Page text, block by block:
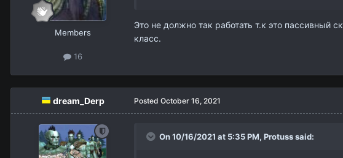
Members
16
Это не должно так работать т.к это пассивный
класс.
dream_Derp Posted October 16, 2021
On 10/16/2021 at 5:35 PM, Protusssaid: